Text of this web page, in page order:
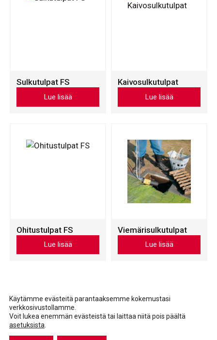
Sulkutulpat FS
Lue lisää
tuotteella
muunnelma.
Kaivosulkutulpat
Lue lisää
tuotteella
muunnelma.
Voit
tehdä
valinnat
tuotteen
sivulla.
Ohitustulpat FS
Lue lisää
tuotteella
Voit
tehdä
valinnat
tuotteen
Viemärisulkutulpat
Lue lisää
tuotteella
Voit
valinnat
Käytämme evästeitä parantaaksemme kokemustasi
verkkosivustollamme.
Voit lukea enemmän evästeistä tai laittaa niitä pois päältä
asetuksista